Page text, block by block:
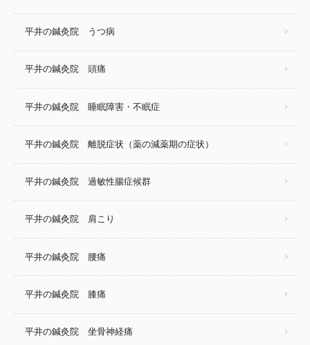
平井の鍼灸院 うつ病
平井の鍼灸院 頭痛
平井の鍼灸院 睡眠障害・不眠症
平井の鍼灸院 離脱症状（薬の減薬期の症状）
平井の鍼灸院 過敏性腸症候群
平井の鍼灸院 肩こり
平井の鍼灸院 腰痛
平井の鍼灸院 膝痛
平井の鍼灸院 坐骨神経痛